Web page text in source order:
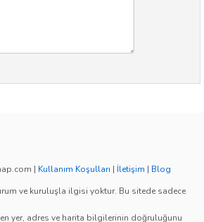
| Kullanım Koşulları | İletişim | Blog
ve kuruluşla ilgisi yoktur. Bu sitede sadece
yer, adres ve harita bilgilerinin doğruluğunu